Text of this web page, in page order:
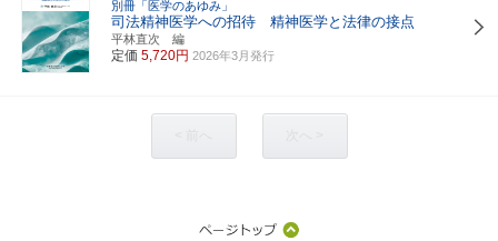
別冊「医学のあゆみ」
司法精神医学への招待 精神医学と法律の接点
平林直次 編
定価 5,720円 2026年3月発行